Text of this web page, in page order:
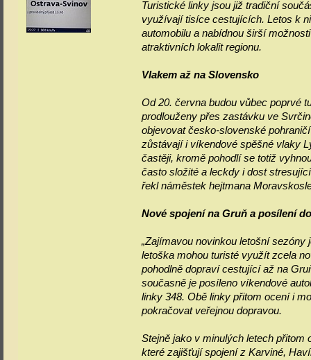
Turistické linky jsou již tradiční
využívají tisíce cestujících. Letos k
automobilu a nabídnou širší
atraktivních lokalit regionu.
Vlakem až na Slovensko
Od 20. června budou vůbec poprvé
prodlouženy přes zastávku ve
objevovat česko‑slovenské
zůstávají i víkendové spěšné vlaky
častěji, kromě pohodlí se totiž
často složité a leckdy i dost
řekl náměstek hejtmana
Nové spojení na Gruň a posílení
„Zajímavou novinkou letošní
letoška mohou turisté využít zcela
pohodlně dopraví cestující až na
současně je posíleno víkendové
linky 348. Obě linky přitom ocení i
pokračovat veřejnou dopravou.
Stejně jako v minulých letech přitom
které zajišťují spojení z Karviné,